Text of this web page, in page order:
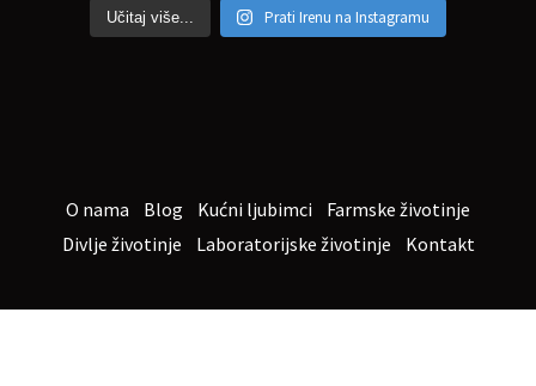
Učitaj više... Prati Irenu na Instagramu
O nama Blog Kućni ljubimci
Farmske životinje
Divlje životinje
Laboratorijske životinje Kontakt